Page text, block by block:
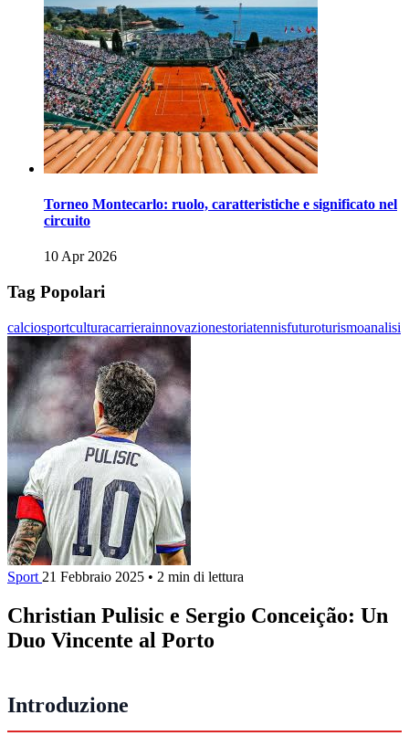
Torneo Montecarlo: ruolo, caratteristiche e significato nel
circuito
10 Apr 2026
Tag Popolari
calciosportculturacarrierainnovazionestoriatennisfuturoturismoanalisi
Sport 21 Febbraio 2025 • 2 min di lettura
Christian Pulisic e Sergio Conceição: Un
Duo Vincente al Porto
Introduzione